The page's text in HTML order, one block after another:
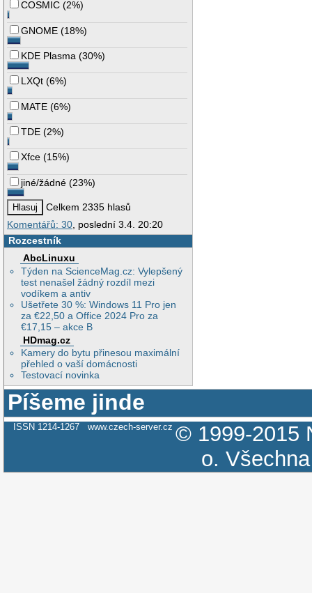
COSMIC (2%)
GNOME (18%)
KDE Plasma (30%)
LXQt (6%)
MATE (6%)
TDE (2%)
Xfce (15%)
jiné/žádné (23%)
Celkem 2335 hlasů
Komentářů: 30, poslední 3.4. 20:20
Rozcestník
AbcLinuxu
Týden na ScienceMag.cz: Vylepšený
test nenašel žádný rozdíl mezi
vodíkem a antiv
Ušetřete 30 %: Windows 11 Pro jen
za €22,50 a Office 2024 Pro za
€17,15 – akce B
HDmag.cz
Kamery do bytu přinesou maximální
přehled o vaší domácnosti
Testovací novinka
Píšeme jinde
ISSN 1214-1267 www.czech-server.cz © 1999-2015
o.